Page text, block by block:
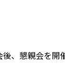
、懇親会を